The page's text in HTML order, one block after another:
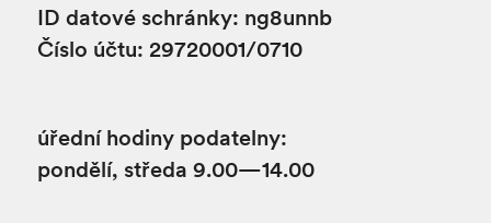
ID datové schránky: ng8unnb
Číslo účtu: 29720001/0710
úřední hodiny podatelny:
pondělí, středa 9.00—14.00